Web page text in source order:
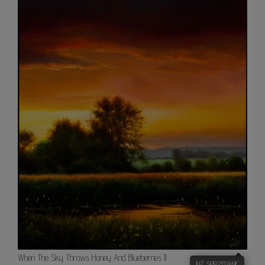
When The Sky Throws Honey And Blueberries II